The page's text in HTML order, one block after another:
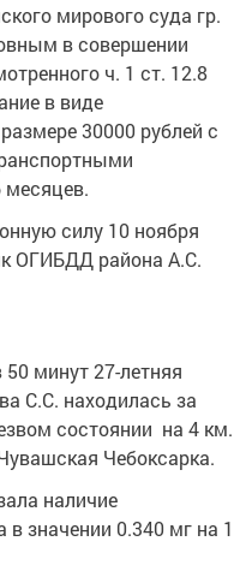
мирового суда гр.
в совершении
ч. 1 ст. 12.8
в виде
30000 рублей с
силу 10 ноября
ОГИБДД района А.С.
50 минут 27-летняя
С.С. находилась за
состоянии на 4 км.
Чебоксарка.
наличие
в значении 0.340 мг на 1